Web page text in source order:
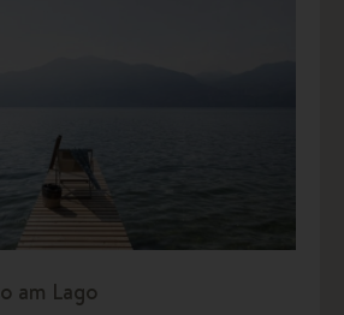
am Lago